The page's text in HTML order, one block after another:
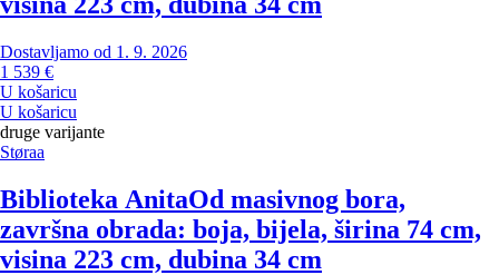
Dostavljamo od 1. 9. 2026
1 539 €
U košaricu
U košaricu
druge varijante
Støraa
Biblioteka AnitaOd masivnog bora,
završna obrada: boja, bijela, širina 74 cm,
visina 223 cm, dubina 34 cm